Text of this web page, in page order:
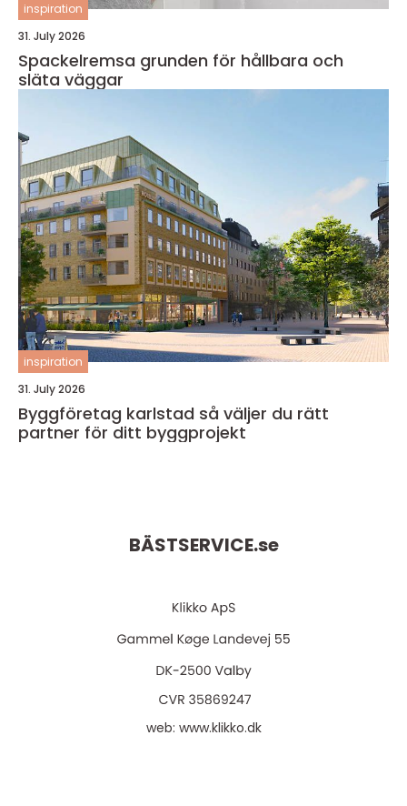
inspiration
31. July 2026
Spackelremsa grunden för hållbara och
släta väggar
inspiration
31. July 2026
Byggföretag karlstad så väljer du rätt
partner för ditt byggprojekt
BÄSTSERVICE.se
web: www.klikko.dk